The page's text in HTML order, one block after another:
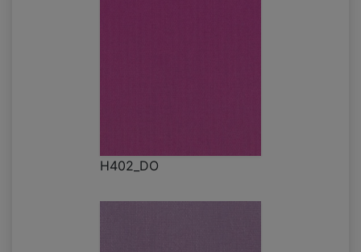
H402_DO